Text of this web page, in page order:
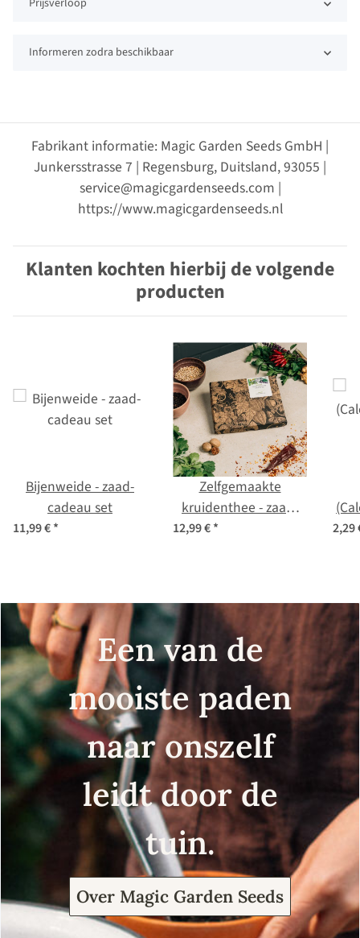
Prijsverloop
Informeren zodra beschikbaar
Fabrikant informatie: Magic Garden Seeds GmbH |
Junkersstrasse 7 | Regensburg, Duitsland, 93055 |
service@magicgardenseeds.com |
https://www.magicgardenseeds.nl
Klanten kochten hierbij de volgende
producten
Bijenweide - zaad-
cadeau set
11,99 €*
Zelfgemaakte
kruidenthee - zaad-
cadeau set
12,99 €* 2,29
Een van de
mooiste paden
naar onszelf
leidt door de
tuin.
Over Magic Garden Seeds